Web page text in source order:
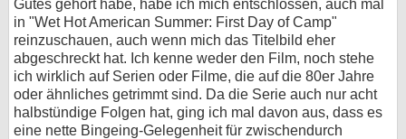
Gutes gehört habe, habe ich mich entschlossen, auch mal
in "Wet Hot American Summer: First Day of Camp"
reinzuschauen, auch wenn mich das Titelbild eher
abgeschreckt hat. Ich kenne weder den Film, noch stehe
ich wirklich auf Serien oder Filme, die auf die 80er Jahre
oder ähnliches getrimmt sind. Da die Serie auch nur acht
halbstündige Folgen hat, ging ich mal davon aus, dass es
eine nette Bingeing-Gelegenheit für zwischendurch
Nutzungsbedingungen
Datenschutz
Cookie-Einstellungen